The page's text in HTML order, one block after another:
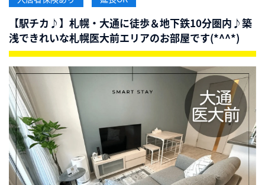
【駅チカ♪】札幌・大通に徒歩＆地下鉄10分圏内♪築
浅できれいな札幌医大前エリアのお部屋です(*^^*)